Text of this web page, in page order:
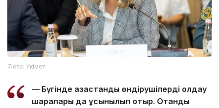
Фото: Үкімет
— Бүгінде қазақстандық өндірушілерді қолдау
шаралары да ұсынылып отыр. Отандық